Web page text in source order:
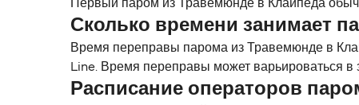
Первый паром из Травемюнде в Клайпеда
Сколько времени занимает
Время переправы парома из Травемюнде в
Line. Время переправы может варьироваться в
Расписание операторов